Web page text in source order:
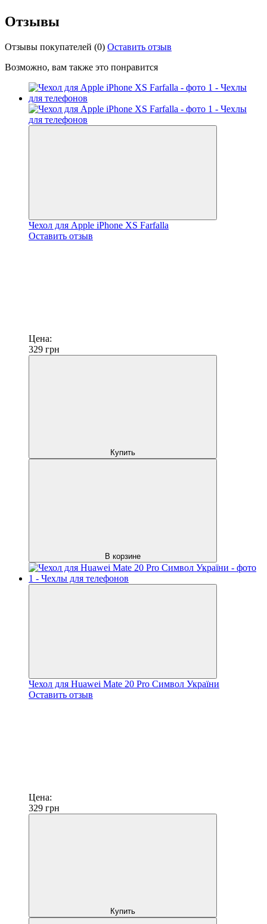
Отзывы
Отзывы покупателей (0) Оставить отзыв
Возможно, вам также это понравится
Чехол для Apple iPhone XS Farfalla
Оставить отзыв
Цена:
329 грн
Купить
В корзине
Чехол для Huawei Mate 20 Pro Символ України
Оставить отзыв
Цена:
329 грн
Купить